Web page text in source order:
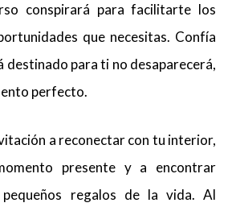
conspirará para facilitarte los
que necesitas. Confía
destinado para ti no desaparecerá,
perfecto.
a reconectar con tu interior,
presente y a encontrar
regalos de la vida. Al